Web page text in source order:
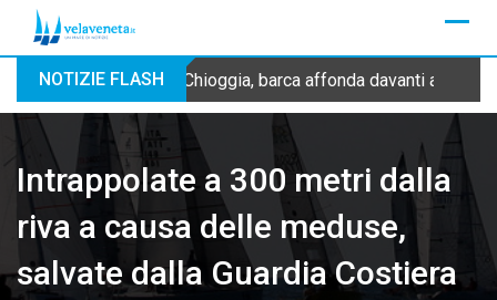
NOTIZIE FLASH Chioggia, barca affonda davanti alla
Intrappolate a 300 metri dalla
riva a causa delle meduse,
salvate dalla Guardia Costiera